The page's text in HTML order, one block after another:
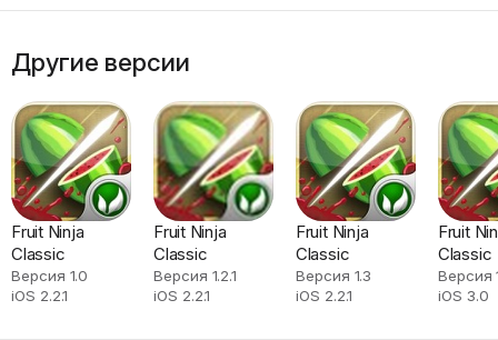
Другие версии
Fruit Ninja
Classic
Версия 1.0
iOS 2.2.1
Fruit Ninja
Classic
Версия 1.2.1
iOS 2.2.1
Fruit Ninja
Classic
Версия 1.3
iOS 2.2.1
Fruit
Classic
Версия
iOS 3.0